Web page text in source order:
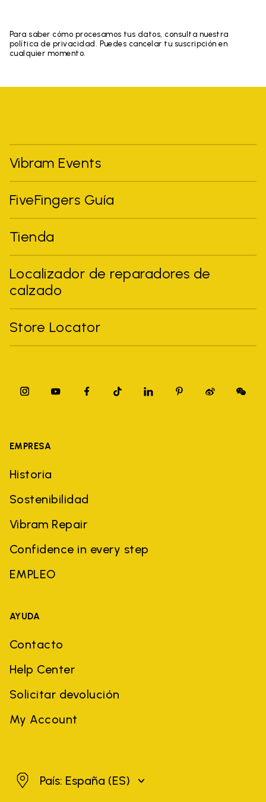
Para saber cómo procesamos tus datos, consulta nuestra
política de privacidad. Puedes cancelar tu suscripción en
cualquier momento.
Vibram Events
FiveFingers Guía
Tienda
Localizador de reparadores de
calzado
Store Locator
EMPRESA
Historia
Sostenibilidad
Vibram Repair
Confidence in every step
EMPLEO
AYUDA
Contacto
Help Center
Solicitar devolución
My Account
EspañaPaís: España (ES)